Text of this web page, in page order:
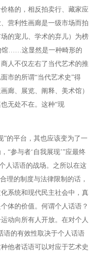
格的，相反拍卖行、藏家应
营利性画廊是一级市场而拍
的宠儿、学术的弃儿）为榜
……这显然是一种畸形的
人不仅左右了当代艺术的推
市的所谓“当代艺术史”得
廊、展览、阐释、美术馆）
无处不在。这种“现
”的平台，其也应该变为了一
“参与者‘自我展现’”应最终
人话语的战场。之所以在这
理的制度与法律限制的话，
系统和现代民主社会中，真
体的价值。何谓个人话语？
动向所有人开放。在对个人
语的有效性取决于个人话语
他者话语可以对应于艺术史